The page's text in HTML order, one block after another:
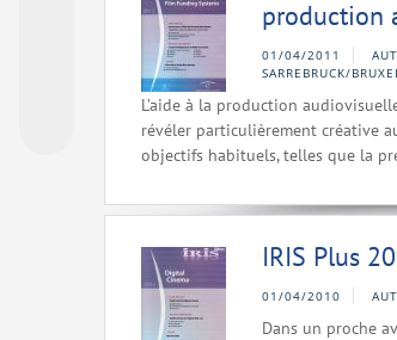
production
01/04/2011
SARREBRUCK/
L’aide à la production
révéler particulièrement créative
objectifs habituels, telles que la
IRIS Plus
01/04/2010
Dans un proche